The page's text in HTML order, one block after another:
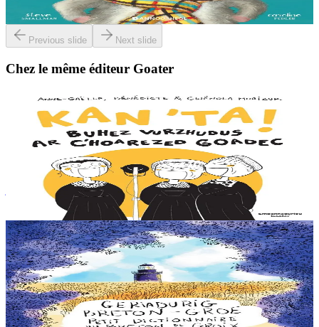
En stock13,00 €
Previous slide Next slide
Chez le même éditeur Goater
7 ans et plus
Chante ! L'incroyable histoire des sœurs Goadec
Connais-tu les Sœurs Goadec ? Elles ont grandi dans la campagne
bretonne et ont conquis le monde avec leurs chants. De Treffrin
jusqu'à Paris, elles sont...
12,90 €
6 ans et plus
Goater
Petit dictionnaire du breton de Groix
Ce "petit dictionnaire du breton de Groix" s'adresse à tous les
amoureux de l'île, de sa langue, de sa culture et de son histoire, mais
aussi aux amoureux du...